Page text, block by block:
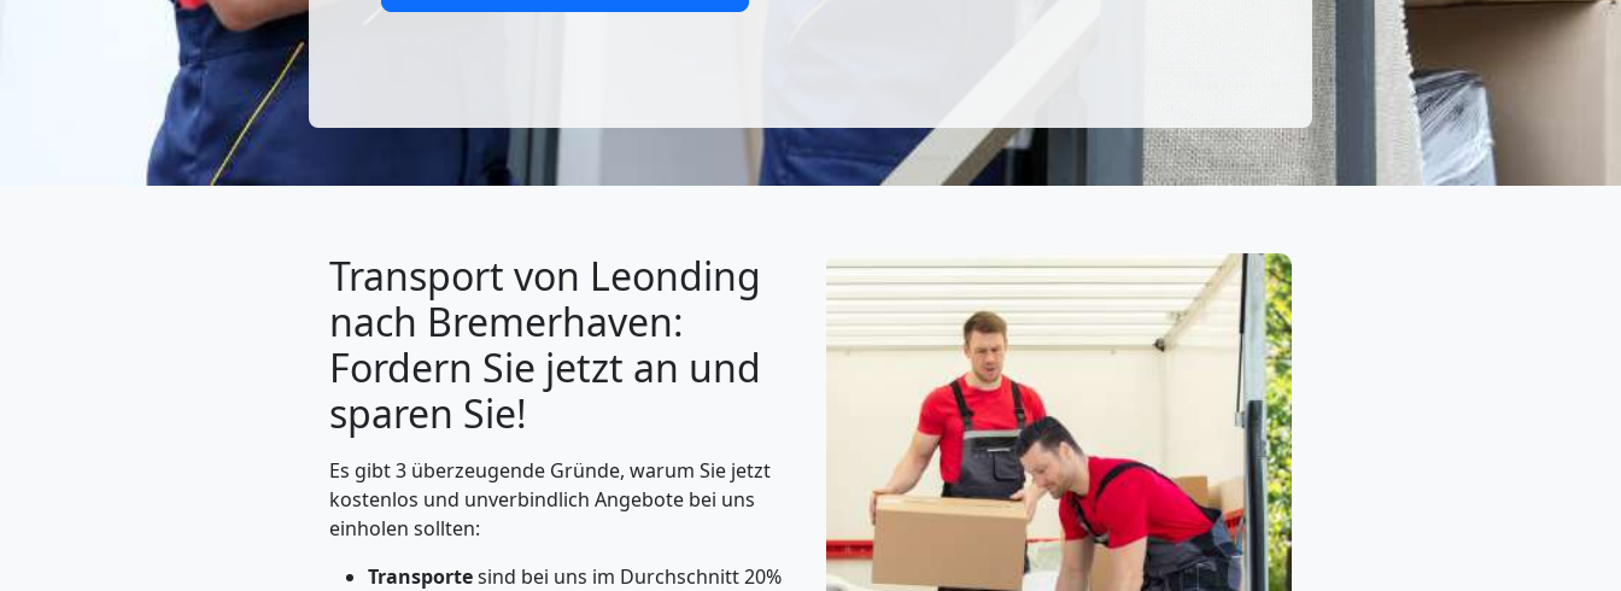
Transport von Leonding
nach Bremerhaven:
Fordern Sie jetzt an und
sparen Sie!
Es gibt 3 überzeugende Gründe, warum Sie jetzt
kostenlos und unverbindlich Angebote bei uns
einholen sollten:
Transportesind bei uns im Durchschnitt 20%